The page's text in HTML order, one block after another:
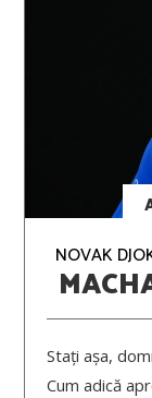
NOVAK
Stați așa,
Cum adică